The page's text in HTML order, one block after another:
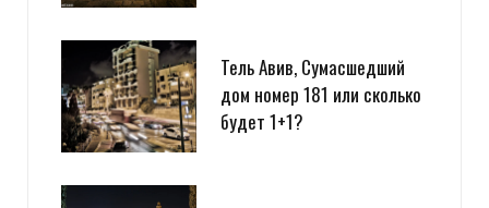
Тель Авив, Сумасшедший
дом номер 181 или сколько
будет 1+1?